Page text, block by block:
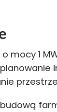
mocy 1